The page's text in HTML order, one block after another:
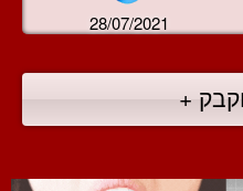
28/07/2021
+